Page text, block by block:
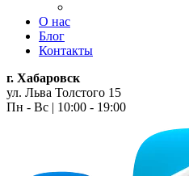
О нас
Блог
Контакты
г. Хабаровск
ул. Льва Толстого 15
Пн - Вс | 10:00 - 19:00